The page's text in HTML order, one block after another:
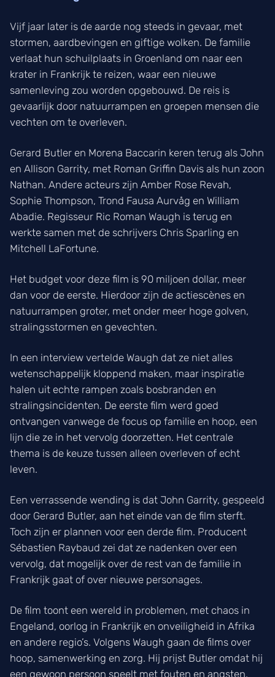
Vijf jaar later is de aarde nog steeds in gevaar, met
stormen, aardbevingen en giftige wolken. De familie
verlaat hun schuilplaats in Groenland om naar een
krater in Frankrijk te reizen, waar een nieuwe
samenleving zou worden opgebouwd. De reis is
gevaarlijk door natuurrampen en groepen mensen die
vechten om te overleven.
Gerard Butler en Morena Baccarin keren terug als John
en Allison Garrity, met Roman Griffin Davis als hun zoon
Nathan. Andere acteurs zijn Amber Rose Revah,
Sophie Thompson, Trond Fausa Aurvåg en William
Abadie. Regisseur Ric Roman Waugh is terug en
werkte samen met de schrijvers Chris Sparling en
Mitchell LaFortune.
Het budget voor deze film is 90 miljoen dollar, meer
dan voor de eerste. Hierdoor zijn de actiescènes en
natuurrampen groter, met onder meer hoge golven,
stralingsstormen en gevechten.
In een interview vertelde Waugh dat ze niet alles
wetenschappelijk kloppend maken, maar inspiratie
halen uit echte rampen zoals bosbranden en
stralingsincidenten. De eerste film werd goed
ontvangen vanwege de focus op familie en hoop, een
lijn die ze in het vervolg doorzetten. Het centrale
thema is de keuze tussen alleen overleven of echt
leven.
Een verrassende wending is dat John Garrity, gespeeld
door Gerard Butler, aan het einde van de film sterft.
Toch zijn er plannen voor een derde film. Producent
Sébastien Raybaud zei dat ze nadenken over een
vervolg, dat mogelijk over de rest van de familie in
Frankrijk gaat of over nieuwe personages.
De film toont een wereld in problemen, met chaos in
Engeland, oorlog in Frankrijk en onveiligheid in Afrika
en andere regio’s. Volgens Waugh gaan de films over
hoop, samenwerking en zorg. Hij prijst Butler omdat hij
een gewoon persoon speelt met fouten en angsten.